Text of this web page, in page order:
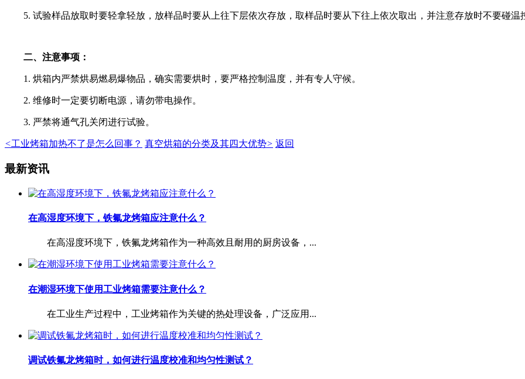
5. 试验样品放取时要轻拿轻放，放样品时要从上往下层依次存放，取样品时要从下往上依次取出，并注意存放时不要碰温
二、注意事项：
1. 烘箱内严禁烘易燃易爆物品，确实需要烘时，要严格控制温度，并有专人守候。
2. 维修时一定要切断电源，请勿带电操作。
3. 严禁将通气孔关闭进行试验。
<工业烤箱加热不了是怎么回事？ 真空烘箱的分类及其四大优势> 返回
最新资讯
在高湿度环境下，铁氟龙烤箱应注意什么？
在高湿度环境下，铁氟龙烤箱作为一种高效且耐用的厨房设备，...
在潮湿环境下使用工业烤箱需要注意什么？
在工业生产过程中，工业烤箱作为关键的热处理设备，广泛应用...
调试铁氟龙烤箱时，如何进行温度校准和均匀性测试？